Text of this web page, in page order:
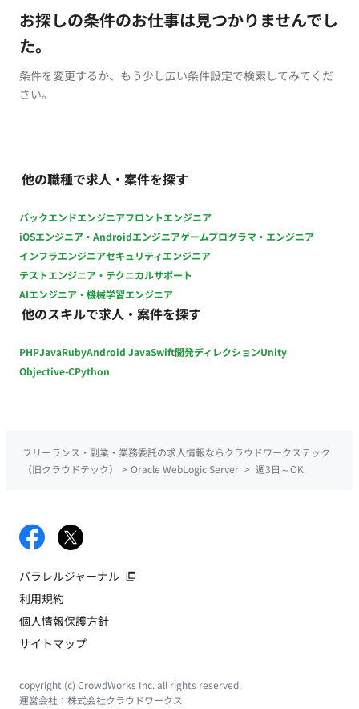
お探しの条件のお仕事は見つかりませんでし
た。
条件を変更するか、もう少し広い条件設定で検索してみてくだ
さい。
他の職種で求人・案件を探す
バックエンドエンジニアフロントエンジニア
iOSエンジニア・Androidエンジニアゲームプログラマ・エンジニア
インフラエンジニアセキュリティエンジニア
テストエンジニア・テクニカルサポート
AIエンジニア・機械学習エンジニア
他のスキルで求人・案件を探す
PHPJavaRubyAndroid JavaSwift開発ディレクションUnity
Objective-CPython
フリーランス・副業・業務委託の求人情報ならクラウドワークステック
（旧クラウドテック）
> Oracle WebLogic Server > 週3日～OK
パラレルジャーナル
利用規約
個人情報保護方針
サイトマップ
copyright (c) CrowdWorks Inc. all rights reserved.
運営会社： 株式会社クラウドワークス